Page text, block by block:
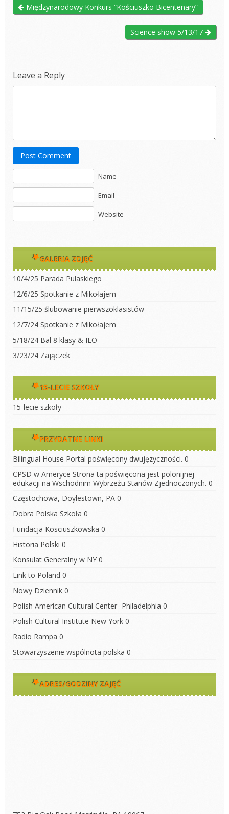
Międzynarodowy Konkurs “Kościuszko Bicentenary”
Science show 5/13/17
Leave a Reply
Post Comment
Name
Email
Website
GALERIA ZDJĘĆ
10/4/25 Parada Pulaskiego
12/6/25 Spotkanie z Mikołajem
11/15/25 ślubowanie pierwszoklasistów
12/7/24 Spotkanie z Mikołajem
5/18/24 Bal 8 klasy & ILO
3/23/24 Zajączek
15-LECIE SZKOŁY
15-lecie szkoły
PRZYDATNE LINKI
Bilingual House Portal poświęcony dwujęzyczności. 0
CPSD w Ameryce Strona ta poświęcona jest polonijnej
edukacji na Wschodnim Wybrzeżu Stanów Zjednoczonych. 0
Częstochowa, Doylestown, PA 0
Dobra Polska Szkoła 0
Fundacja Kosciuszkowska 0
Historia Polski 0
Konsulat Generalny w NY 0
Link to Poland 0
Nowy Dziennik 0
Polish American Cultural Center -Philadelphia 0
Polish Cultural Institute New York 0
Radio Rampa 0
Stowarzyszenie wspólnota polska 0
ADRES/GODZINY ZAJĘĆ